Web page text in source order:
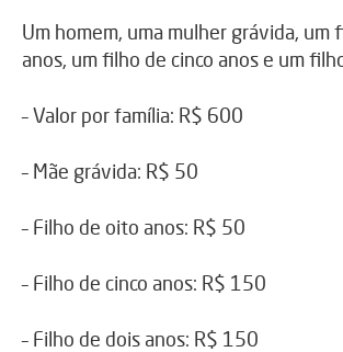
Um homem, uma mulher grávida, um
anos, um filho de cinco anos e um
– Valor por família: R$ 600
– Mãe grávida: R$ 50
– Filho de oito anos: R$ 50
– Filho de cinco anos: R$ 150
– Filho de dois anos: R$ 150